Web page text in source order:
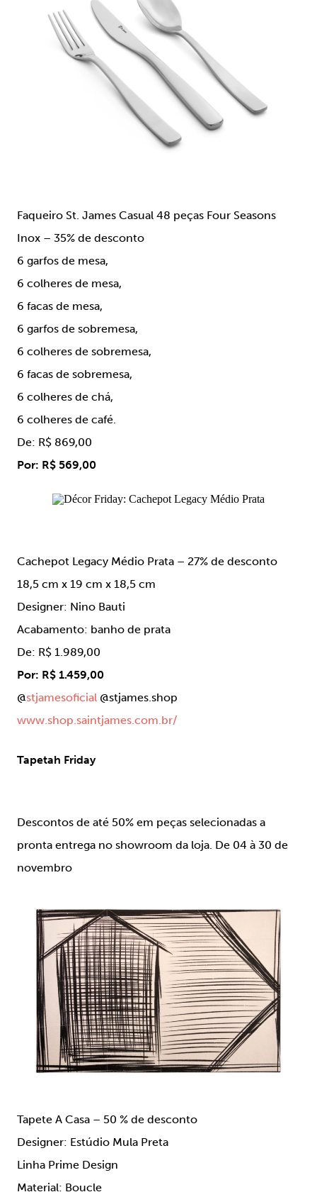
Faqueiro St. James Casual 48 peças Four Seasons
Inox – 35% de desconto
6 garfos de mesa,
6 colheres de mesa,
6 facas de mesa,
6 garfos de sobremesa,
6 colheres de sobremesa,
6 facas de sobremesa,
6 colheres de chá,
6 colheres de café.
De: R$ 869,00
Por: R$ 569,00
Cachepot Legacy Médio Prata – 27% de desconto
18,5 cm x 19 cm x 18,5 cm
Designer: Nino Bauti
Acabamento: banho de prata
De: R$ 1.989,00
Por: R$ 1.459,00
@stjamesoficial @stjames.shop
www.shop.saintjames.com.br/
Tapetah Friday
Descontos de até 50% em peças selecionadas a
pronta entrega no showroom da loja. De 04 à 30 de
novembro
Tapete A Casa – 50 % de desconto
Designer: Estúdio Mula Preta
Linha Prime Design
Material: Boucle